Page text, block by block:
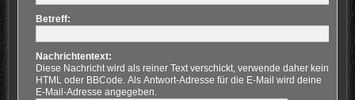
Betreff:
Nachrichtentext:
Diese Nachricht wird als reiner Text verschickt, verwende daher kein
HTML oder BBCode. Als Antwort-Adresse für die E-Mail wird deine
E-Mail-Adresse angegeben.